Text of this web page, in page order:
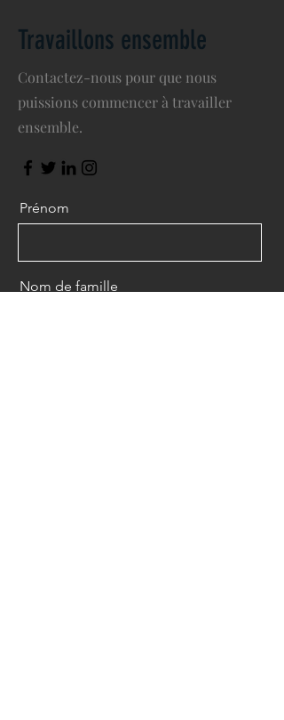
Travaillons ensemble
Contactez-nous pour que nous
puissions commencer à travailler
ensemble.
Prénom
Nom de famille